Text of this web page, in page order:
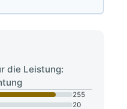
die Leistung:
255
20